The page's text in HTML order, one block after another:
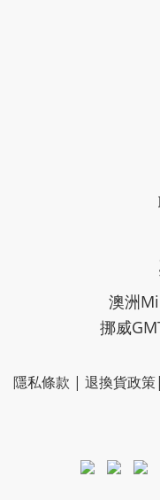
澳洲
挪威
隱私條款 | 退換貨政策